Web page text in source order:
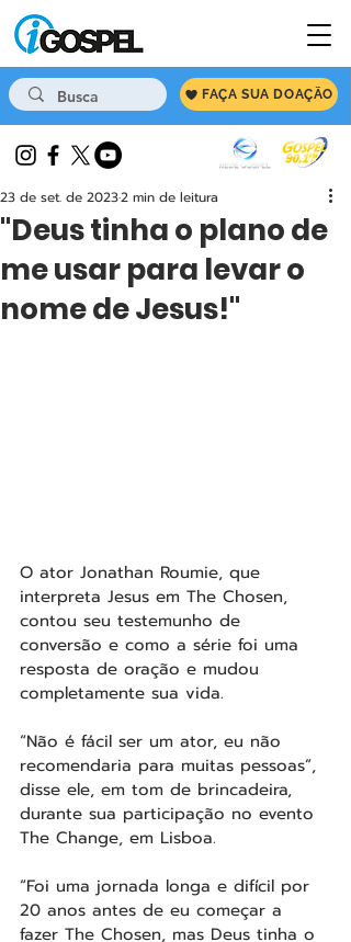
FAÇA SUA DOAÇÃO
"Deus tinha o plano de
me usar para levar o
nome de Jesus!"
23 de set. de 20232 min de leitura
O ator Jonathan Roumie, que
interpreta Jesus em The Chosen,
contou seu testemunho de
conversão e como a série foi uma
resposta de oração e mudou
completamente sua vida.
“Não é fácil ser um ator, eu não
recomendaria para muitas pessoas”,
disse ele, em tom de brincadeira,
durante sua participação no evento
The Change, em Lisboa.
“Foi uma jornada longa e difícil por
20 anos antes de eu começar a
fazer The Chosen, mas Deus tinha o